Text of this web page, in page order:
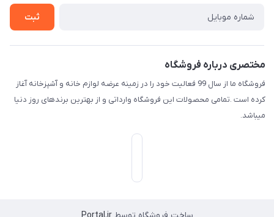
ثبت
مختصری درباره فروشگاه
فروشگاه ما از سال 99 فعالیت خود را در زمینه عرضه لوازم خانه و آشپزخانه آغاز
کرده است .تمامی محصولات این فروشگاه وارداتی و از بهترین برندهای روز دنیا
میباشد.